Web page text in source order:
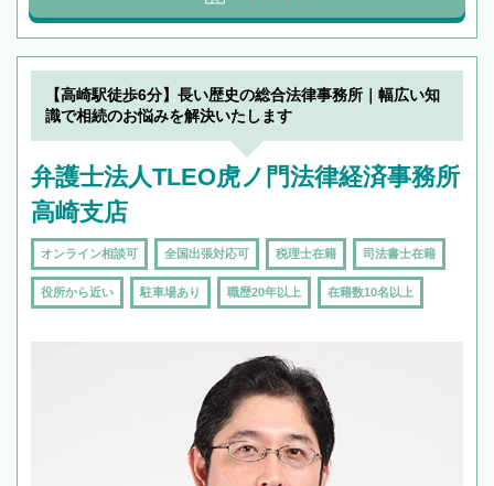
【高崎駅徒歩6分】長い歴史の総合法律事務所｜幅広い知
識で相続のお悩みを解決いたします
弁護士法人TLEO虎ノ門法律経済事務所
高崎支店
オンライン相談可 全国出張対応可 税理士在籍 司法書士在籍
役所から近い 駐車場あり 職歴20年以上 在籍数10名以上